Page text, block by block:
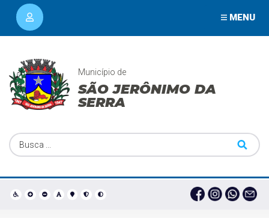
MENU
Município de
SÃO JERÔNIMO DA
SERRA